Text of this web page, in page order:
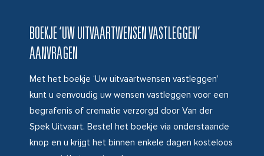
BOEKJE ‘UW UITVAARTWENSEN VASTLEGGEN’
AANVRAGEN
Met het boekje ‘Uw uitvaartwensen vastleggen’
kunt u eenvoudig uw wensen vastleggen voor een
begrafenis of crematie verzorgd door Van der
Spek Uitvaart. Bestel het boekje via onderstaande
knop en u krijgt het binnen enkele dagen kosteloos